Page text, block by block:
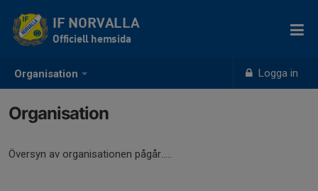
Organisation Logga in
IF NORVALLA
Officiell hemsida
Organisation
Översyn av organisationen pågår.....